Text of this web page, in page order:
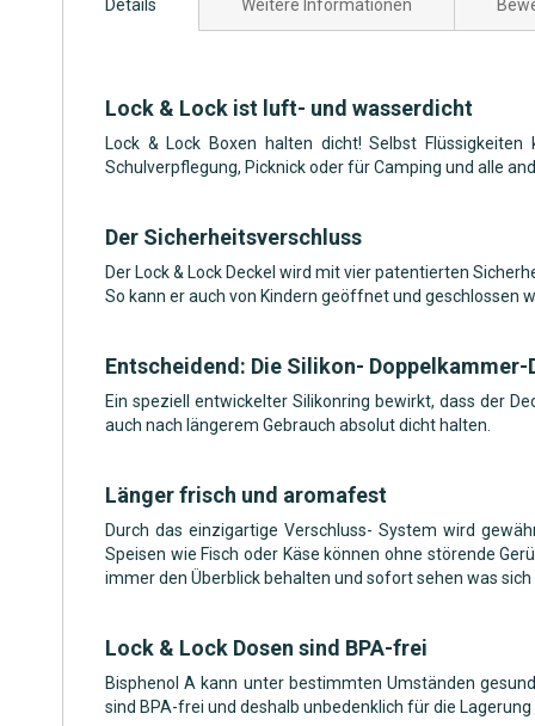
Details
Lock & Lock ist luft- und wasserdicht
Lock & Lock Boxen halten dicht! Selbst
Schulverpflegung, Picknick oder für Camping und alle
Der Sicherheitsverschluss
Der Lock & Lock Deckel wird mit vier patentierten
So kann er auch von Kindern geöffnet und geschlossen
Entscheidend: Die Silikon- Doppelkammer-
Ein speziell entwickelter Silikonring bewirkt, dass der
auch nach längerem Gebrauch absolut dicht halten.
Länger frisch und aromafest
Durch das einzigartige Verschluss- System wird
Speisen wie Fisch oder Käse können ohne störende
immer den Überblick behalten und sofort sehen was sich
Lock & Lock Dosen sind BPA-frei
Bisphenol A kann unter bestimmten Umständen
sind BPA-frei und deshalb unbedenklich für die
Weitere Informationen